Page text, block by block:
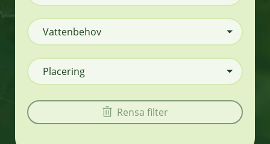
Vattenbehov
Placering
Rensa filter